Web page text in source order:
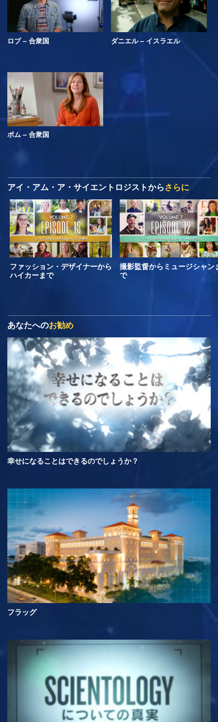
ロブ – 合衆国 ダニエル – イスラエル
ポム – 合衆国
アイ・アム・ア・サイエントロジストからさらに
ファッション・デザイナーから
ハイカーまで
撮影監督からミュージシャン
で
あなたへのお勧め
幸せになることはできるのでしょうか？
フラッグ